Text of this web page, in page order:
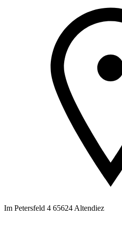
Im Petersfeld 4 65624 Altendiez